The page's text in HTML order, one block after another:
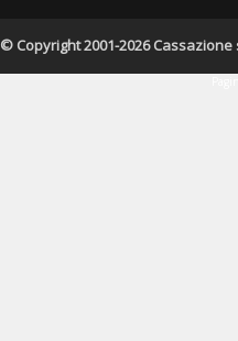
© Copyright 2001-2026 Cassazione